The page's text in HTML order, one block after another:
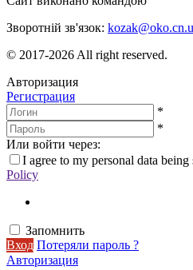
Зворотній зв'язок:
© 2017-2026 All right reserved.
Авторизация
Регистрация
*
*
Или войти через:
I agree to my personal data being
Policy
Запомнить
Вход Потеряли пароль ?
Авторизация